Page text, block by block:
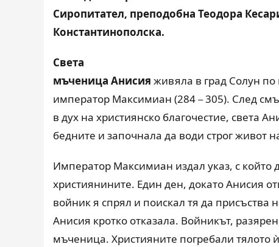
Сиропитател, преподобна Теодора
Константинополска.
Света
мъченица Анисия живяла в град Солун
император Максимиан (284 –305). След
в дух на християнско благочестие, света
бедните и започнала да води строг живот
Император Максимиан издал указ, с който
християнините. Един ден, докато Анисия
войник я спрял и поискал тя да присъства
Анисия кротко отказала. Войникът,
мъченица. Християните погребали тялото